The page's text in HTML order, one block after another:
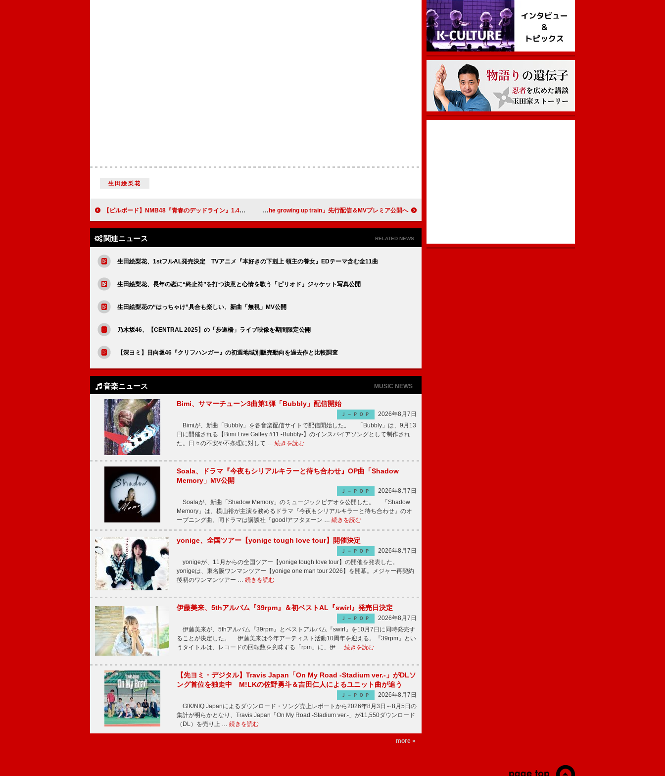
生田絵梨花
【ビルボード】NMB48『青春のデッドライン』1.4万枚でシングルセールス首位獲得 FRUITS ZIPPER／LE SSERAFIMが続く＜2/9訂正＞ 櫻坂46、新曲「The growing up train」先行配信＆MVプレミア公開へ
関連ニュース RELATED NEWS
生田絵梨花、1stフルAL発売決定 TVアニメ『本好きの下剋上 領主の養女』EDテーマ含む全11曲
生田絵梨花、長年の恋に“終止符”を打つ決意と心情を歌う「ピリオド」ジャケット写真公開
生田絵梨花の“はっちゃけ”具合も楽しい、新曲「無視」MV公開
乃木坂46、【CENTRAL 2025】の「歩道橋」ライブ映像を期間限定公開
【深ヨミ】日向坂46『クリフハンガー』の初週地域別販売動向を過去作と比較調査
音楽ニュース MUSIC NEWS
Bimi、サマーチューン3曲第1弾「Bubbly」配信開始
Ｊ－ＰＯＰ
2026年8月7日
Bimiが、新曲「Bubbly」を各音楽配信サイトで配信開始した。 「Bubbly」は、9月13
日に開催される【Bimi Live Galley #11 -Bubbly-】のインスパイアソングとして制作され
た。日々の不安や不条理に対して … 続きを読む
Soala、ドラマ『今夜もシリアルキラーと待ち合わせ』OP曲「Shadow
Memory」MV公開
Ｊ－ＰＯＰ
2026年8月7日
Soalaが、新曲「Shadow Memory」のミュージックビデオを公開した。 「Shadow
Memory」は、横山裕が主演を務めるドラマ『今夜もシリアルキラーと待ち合わせ』のオ
ープニング曲。同ドラマは講談社『good!アフタヌーン … 続きを読む
yonige、全国ツアー【yonige tough love tour】開催決定
Ｊ－ＰＯＰ
2026年8月7日
yonigeが、11月からの全国ツアー【yonige tough love tour】の開催を発表した。
yonigeは、東名阪ワンマンツアー【yonige one man tour 2026】を開幕。メジャー再契約
後初のワンマンツアー … 続きを読む
伊藤美来、5thアルバム『39rpm』＆初ベストAL『swirl』発売日決定
Ｊ－ＰＯＰ
2026年8月7日
伊藤美来が、5thアルバム『39rpm』とベストアルバム『swirl』を10月7日に同時発売す
ることが決定した。 伊藤美来は今年アーティスト活動10周年を迎える。『39rpm』とい
うタイトルは、レコードの回転数を意味する「rpm」に、伊 … 続きを読む
【先ヨミ・デジタル】Travis Japan「On My Road -Stadium ver.-」がDLソ
ング首位を独走中 M!LKの佐野勇斗＆吉田仁人によるユニット曲が追う
Ｊ－ＰＯＰ
2026年8月7日
GfK/NIQ Japanによるダウンロード・ソング売上レポートから2026年8月3日～8月5日の
集計が明らかとなり、Travis Japan「On My Road -Stadium ver.-」が11,550ダウンロード
（DL）を売り上 … 続きを読む
more »